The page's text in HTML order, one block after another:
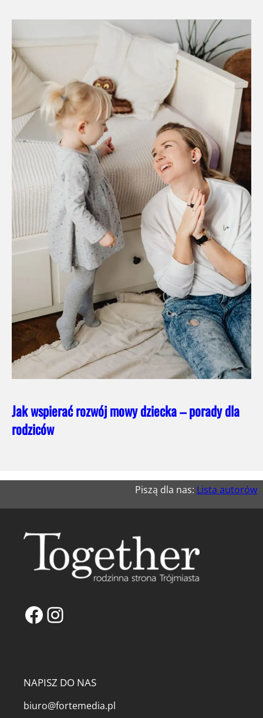
Jak wspierać rozwój mowy dziecka – porady dla
rodziców
Piszą dla nas: Lista autorów
Facebook
Instagram
NAPISZ DO NAS
biuro@fortemedia.pl